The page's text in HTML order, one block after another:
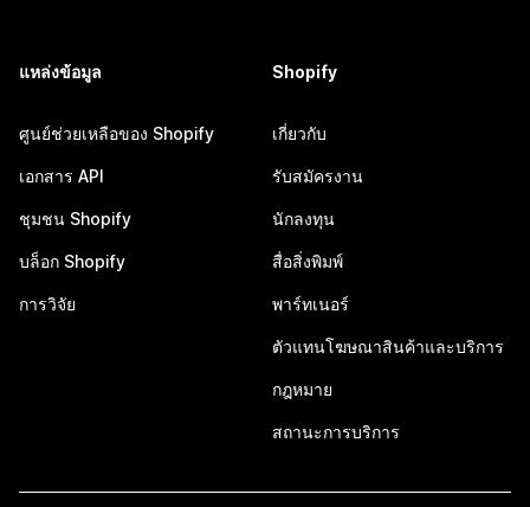
แหล่งข้อมูล
ศูนย์ช่วยเหลือของ Shopify
เอกสาร API
ชุมชน Shopify
บล็อก Shopify
การวิจัย
Shopify
เกี่ยวกับ
รับสมัครงาน
นักลงทุน
สื่อสิ่งพิมพ์
พาร์ทเนอร์
ตัวแทนโฆษณาสินค้าและบริการ
กฎหมาย
สถานะการบริการ